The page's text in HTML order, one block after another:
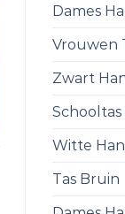
Dames
Vrouwen
Zwart
Witte
Tas Bruin